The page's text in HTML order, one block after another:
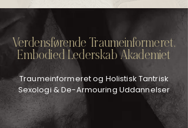
Verdensførende Traumeinformeret,
Embodied Lederskab Akademiet
Traumeinformeret og Holistisk Tantrisk
Sexologi & De-Armouring Uddannelser